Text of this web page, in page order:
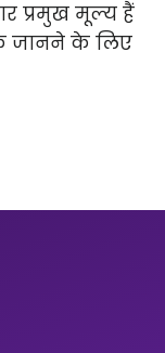
प्रमुख मूल्य हैं
जानने के लिए